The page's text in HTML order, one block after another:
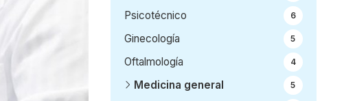
Psicotécnico 6
Ginecología 5
Oftalmología 4
Medicina general 5